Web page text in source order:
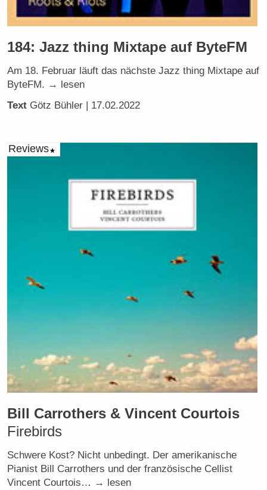
184: Jazz thing Mixtape auf ByteFM
Am 18. Februar läuft das nächste Jazz thing Mixtape auf
ByteFM. → lesen
Text Götz Bühler | 17.02.2022
Reviews
Bill Carrothers & Vincent Courtois
Firebirds
Schwere Kost? Nicht unbedingt. Der amerikanische
Pianist Bill Carrothers und der französische Cellist
Vincent Courtois… → lesen